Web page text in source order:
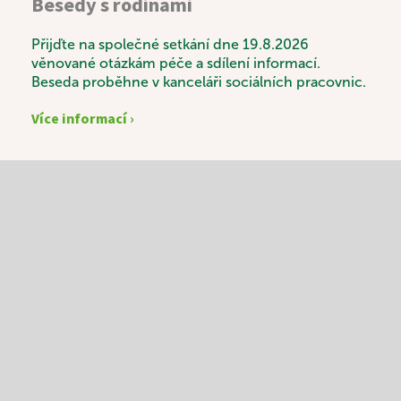
Přijďte na společné setkání dne 19.8.2026
věnované otázkám péče a sdílení informací.
Beseda proběhne v kanceláři sociálních pracovnic.
Více informací ›